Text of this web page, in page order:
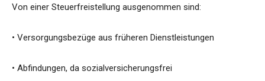
Von einer Steuerfreistellung ausgenommen sind:
• Versorgungsbezüge aus früheren Dienstleistungen
• Abfindungen, da sozialversicherungsfrei